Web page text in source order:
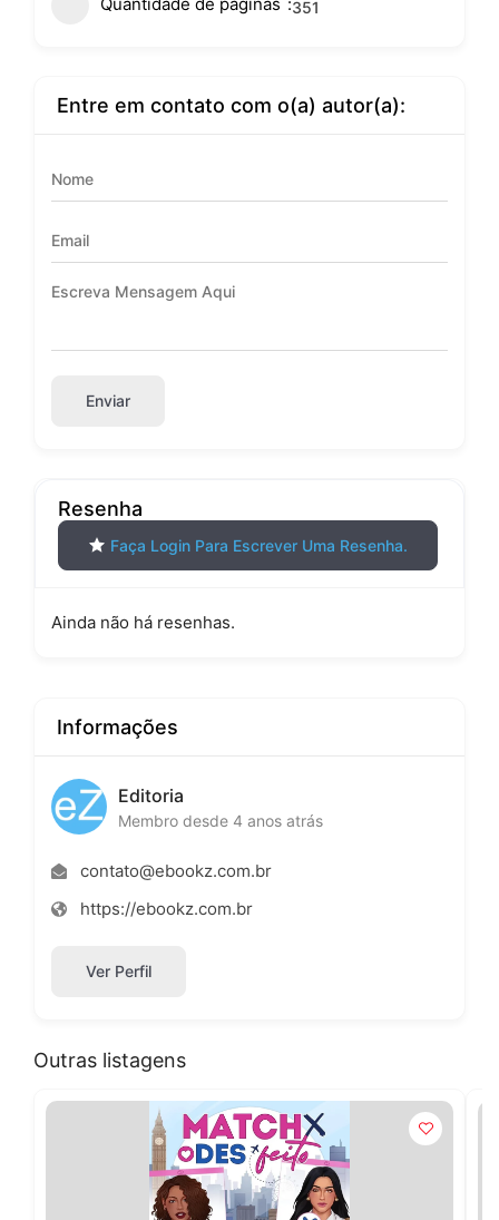
351
Entre em contato com o(a) autor(a):
Enviar
Resenha
Faça Login Para Escrever Uma Resenha.
Ainda não há resenhas.
Informações
Editoria
Membro desde 4 anos atrás
contato@ebookz.com.br
https://ebookz.com.br
Ver Perfil
Outras listagens